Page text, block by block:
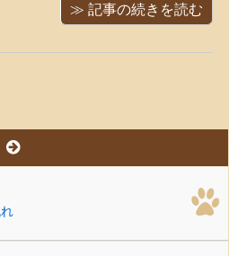
、 2013年9月は、33件の出張買取に
は、24件の出張買取にお伺いさせ
≫ 記事の続きを読む